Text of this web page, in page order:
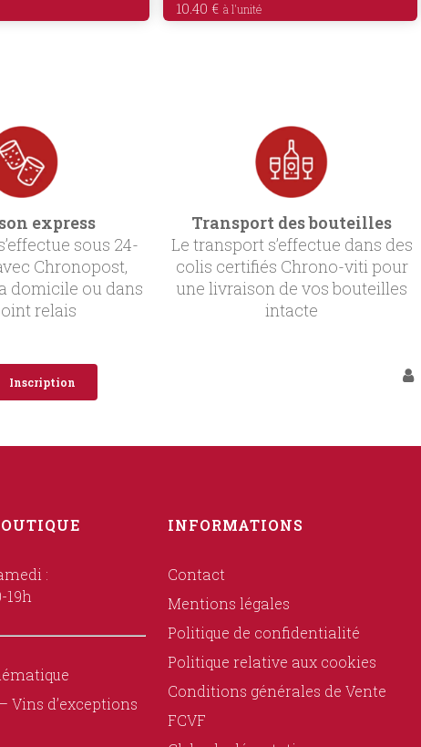
10.40 €
express
sous 24-
Chronopost,
domicile ou dans
relais
Transport des bouteilles
Le transport s’effectue dans des
colis certifiés Chrono-viti pour
une livraison de vos bouteilles
intacte
Inscription
:
19h
Vins d’exceptions
INFORMATIONS
Contact
Mentions légales
Politique de confidentialité
Politique relative aux cookies
Conditions générales de Vente
FCVF